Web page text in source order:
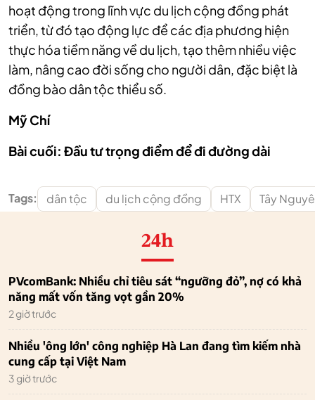
hoạt động trong lĩnh vực du lịch cộng đồng phát
triển, từ đó tạo động lực để các địa phương hiện
thực hóa tiềm năng về du lịch, tạo thêm nhiều việc
làm, nâng cao đời sống cho người dân, đặc biệt là
đồng bào dân tộc thiểu số.
Mỹ Chí
Bài cuối: Đầu tư trọng điểm để đi đường dài
Tags: dân tộc du lịch cộng đồng HTX Tây
24h
PVcomBank: Nhiều chỉ tiêu sát “ngưỡng đỏ”, nợ có khả
năng mất vốn tăng vọt gần 20%
2 giờ trước
Nhiều 'ông lớn' công nghiệp Hà Lan đang tìm kiếm nhà
cung cấp tại Việt Nam
3 giờ trước